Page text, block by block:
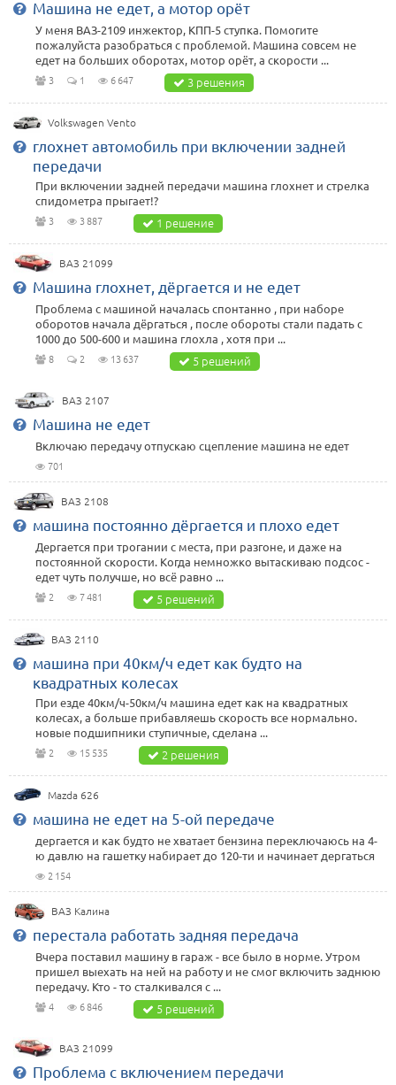
Машина не едет, а мотор орёт
У меня ВАЗ-2109 инжектор, КПП-5 ступка. Помогите
пожалуйста разобраться с проблемой. Машина совсем не
едет на больших оборотах, мотор орёт, а скорости ...
3 1 6 647 3 решения
Volkswagen Vento
глохнет автомобиль при включении задней
передачи
При включении задней передачи машина глохнет и стрелка
спидометра прыгает!?
3 3 887 1 решение
ВАЗ 21099
Машина глохнет, дёргается и не едет
Проблема с машиной началась спонтанно , при наборе
оборотов начала дёргаться , после обороты стали падать с
1000 до 500-600 и машина глохла , хотя при ...
8 2 13 637 5 решений
ВАЗ 2107
Машина не едет
Включаю передачу отпускаю сцепление машина не едет
701
ВАЗ 2108
машина постоянно дёргается и плохо едет
Дергается при трогании с места, при разгоне, и даже на
постоянной скорости. Когда немножко вытаскиваю подсос -
едет чуть получше, но всё равно ...
2 7 481 5 решений
ВАЗ 2110
машина при 40км/ч едет как будто на
квадратных колесах
При езде 40км/ч-50км/ч машина едет как на квадратных
колесах, а больше прибавляешь скорость все нормально.
новые подшипники ступичные, сделана ...
2 15 535 2 решения
Mazda 626
машина не едет на 5-ой передаче
дергается и как будто не хватает бензина переключаюсь на 4-
ю давлю на гашетку набирает до 120-ти и начинает дергаться
2 154
ВАЗ Калина
перестала работать задняя передача
Вчера поставил машину в гараж - все было в норме. Утром
пришел выехать на ней на работу и не смог включить заднюю
передачу. Кто - то сталкивался с ...
4 6 846 5 решений
ВАЗ 21099
Проблема с включением передачи